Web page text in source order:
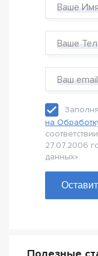
Ваше
Ваше
Ваш email
на
27.07.2006
данных».